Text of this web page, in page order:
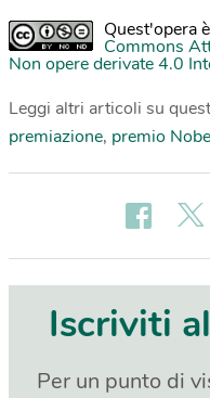
Quest'opera
Commons
Non opere derivate 4.0
Leggi altri articoli su
premiazione, premio
Iscriviti
Per un punto di